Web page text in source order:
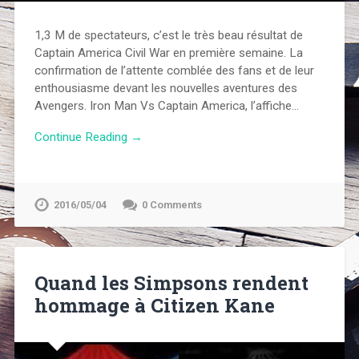
1,3 M de spectateurs, c’est le très beau résultat de
Captain America Civil War en première semaine. La
confirmation de l’attente comblée des fans et de leur
enthousiasme devant les nouvelles aventures des
Avengers. Iron Man Vs Captain America, l’affiche…
Continue Reading →
2016/05/04 0 Comments
Quand les Simpsons rendent
hommage à Citizen Kane